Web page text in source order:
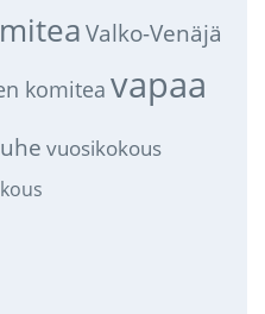
Valko-Venäjä
komitea vapaa
vuosikokous